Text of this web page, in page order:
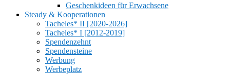
Geschenkideen für Erwachsene
Steady & Kooperationen
Tacheles* II [2020-2026]
Tacheles* I [2012-2019]
Spendenzehnt
Spendensteine
Werbung
Werbeplatz